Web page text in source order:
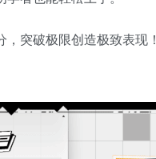
突破极限创造极致表现！